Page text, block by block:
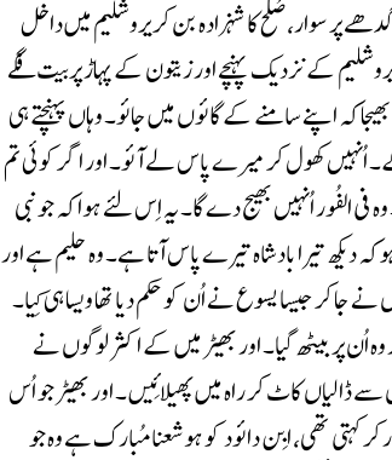
پر سوار، صُلح کا شہزادہ بن کر یروشلیم میں داخل
کے نزدیک پہنچے اور زیتون کے پہاڑ پر بیت فگے
کہ اپنے سامنے کے گائوں میں جائو۔ وہاں پہنچتے ہی
اُنہیں کھول کر میرے پاس لے آئو۔ اور اگر کوئی تم
الفُور اُنہیں بھیج دے گا۔ یہ اِس لئے ہوا کہ جو نبی
کہ دیکھ تیرا بادشاہ تیرے پاس آتا ہے۔ وہ حلیم ہے اور
کر جیسا یسوع نے اُن کو حکم دیا تھا ویسا ہی کِیا۔
اُن پر بیٹھ گیا۔ اور بھیڑ میں کے اکثر لوگوں نے
ڈالیاں کاٹ کر راہ میں پھیلائِیں۔ اور بھیڑ جو اُس
کر کہتی تھی، ابِن دائود کو ہو شعنا مُبارک ہے وہ جو